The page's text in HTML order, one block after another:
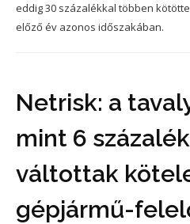
eddig 30 százalékkal többen
előző év azonos időszakában.
Netrisk: a
mint 6
váltottak
gépjármű-